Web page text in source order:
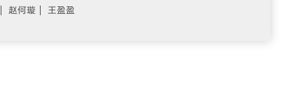
赵何璇 王盈盈